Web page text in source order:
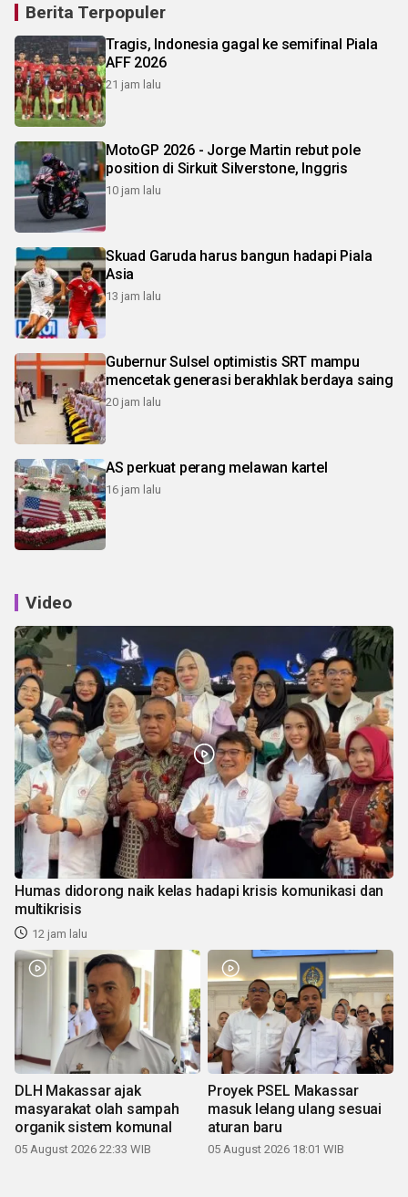
Berita Terpopuler
Tragis, Indonesia gagal ke semifinal Piala
AFF 2026
21 jam lalu
MotoGP 2026 - Jorge Martin rebut pole
position di Sirkuit Silverstone, Inggris
10 jam lalu
Skuad Garuda harus bangun hadapi Piala
Asia
13 jam lalu
Gubernur Sulsel optimistis SRT mampu
mencetak generasi berakhlak berdaya saing
20 jam lalu
AS perkuat perang melawan kartel
16 jam lalu
Video
Humas didorong naik kelas hadapi krisis komunikasi dan
multikrisis
12 jam lalu
DLH Makassar ajak
masyarakat olah sampah
organik sistem komunal
05 August 2026 22:33 WIB
Proyek PSEL Makassar
masuk lelang ulang sesuai
aturan baru
05 August 2026 18:01 WIB